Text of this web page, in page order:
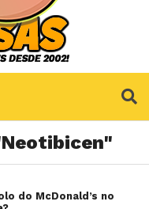
do McDonald’s no